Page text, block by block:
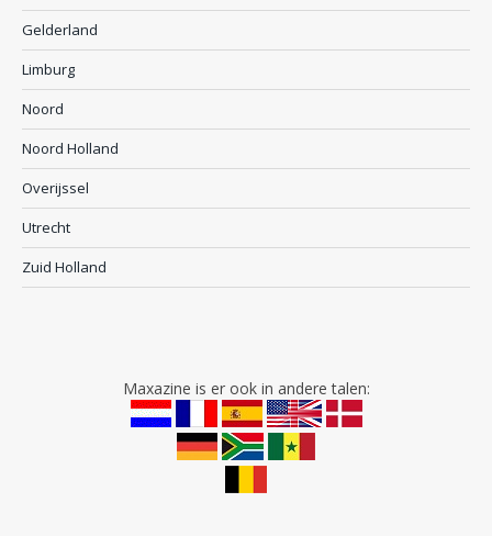
Gelderland
Limburg
Noord
Noord Holland
Overijssel
Utrecht
Zuid Holland
Maxazine is er ook in andere talen: